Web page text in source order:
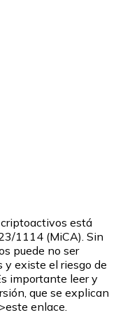
está
1114 (MiCA). Sin
puede no ser
y existe el riesgo de
importante leer y
que se explican
enlace.